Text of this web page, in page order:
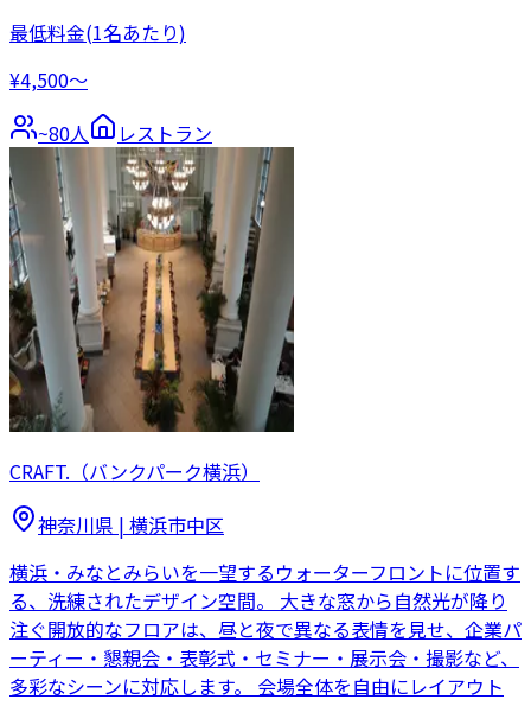
最低料金(1名あたり)
¥4,500〜
~80人 レストラン
CRAFT.（バンクパーク横浜）
神奈川県 | 横浜市中区
横浜・みなとみらいを一望するウォーターフロントに位置す
る、洗練されたデザイン空間。 大きな窓から自然光が降り
注ぐ開放的なフロアは、昼と夜で異なる表情を見せ、企業パ
ーティー・懇親会・表彰式・セミナー・展示会・撮影など、
多彩なシーンに対応します。 会場全体を自由にレイアウト